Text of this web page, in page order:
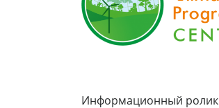
Информационный ролик